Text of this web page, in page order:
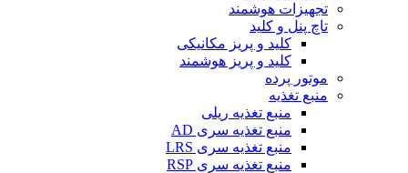
تجهیزات هوشمند
تاچ پنل و کلید
کلید و پریز مکانیکی
کلید و پریز هوشمند
موتور پرده
منبع تغذیه
منبع تغذیه ریلی
منبع تغذیه سری AD
منبع تغذیه سری LRS
منبع تغذیه سری RSP